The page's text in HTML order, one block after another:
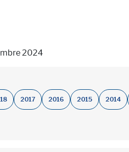
2024
2017 2016 2015 2014